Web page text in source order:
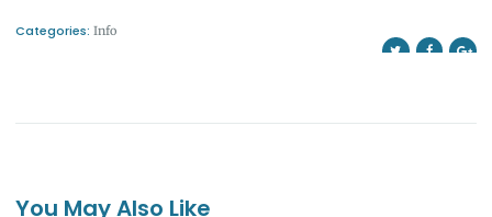
Categories: Info
You May Also Like